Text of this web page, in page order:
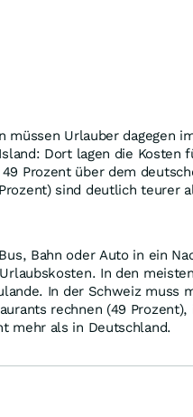
Urlauber dagegen
Dort lagen die Kosten
Prozent über dem
sind deutlich teurer
Bahn oder Auto in ein
In den
In der Schweiz muss
rechnen (49
mehr als in Deutschland.